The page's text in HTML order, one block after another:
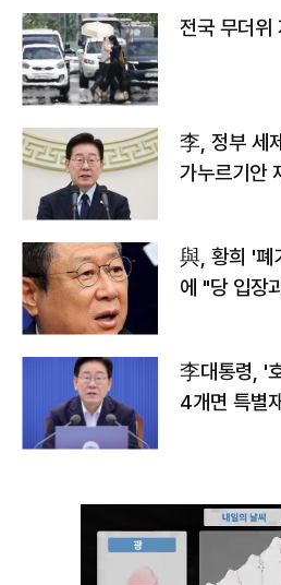
전국 무더위
李, 정부 세
가누르기안
與, 황희 '폐
에 "당 입장
李대통령, '
4개면 특별